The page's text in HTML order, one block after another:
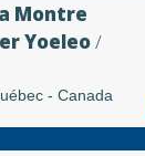
Montre
Yoeleo/
- Canada